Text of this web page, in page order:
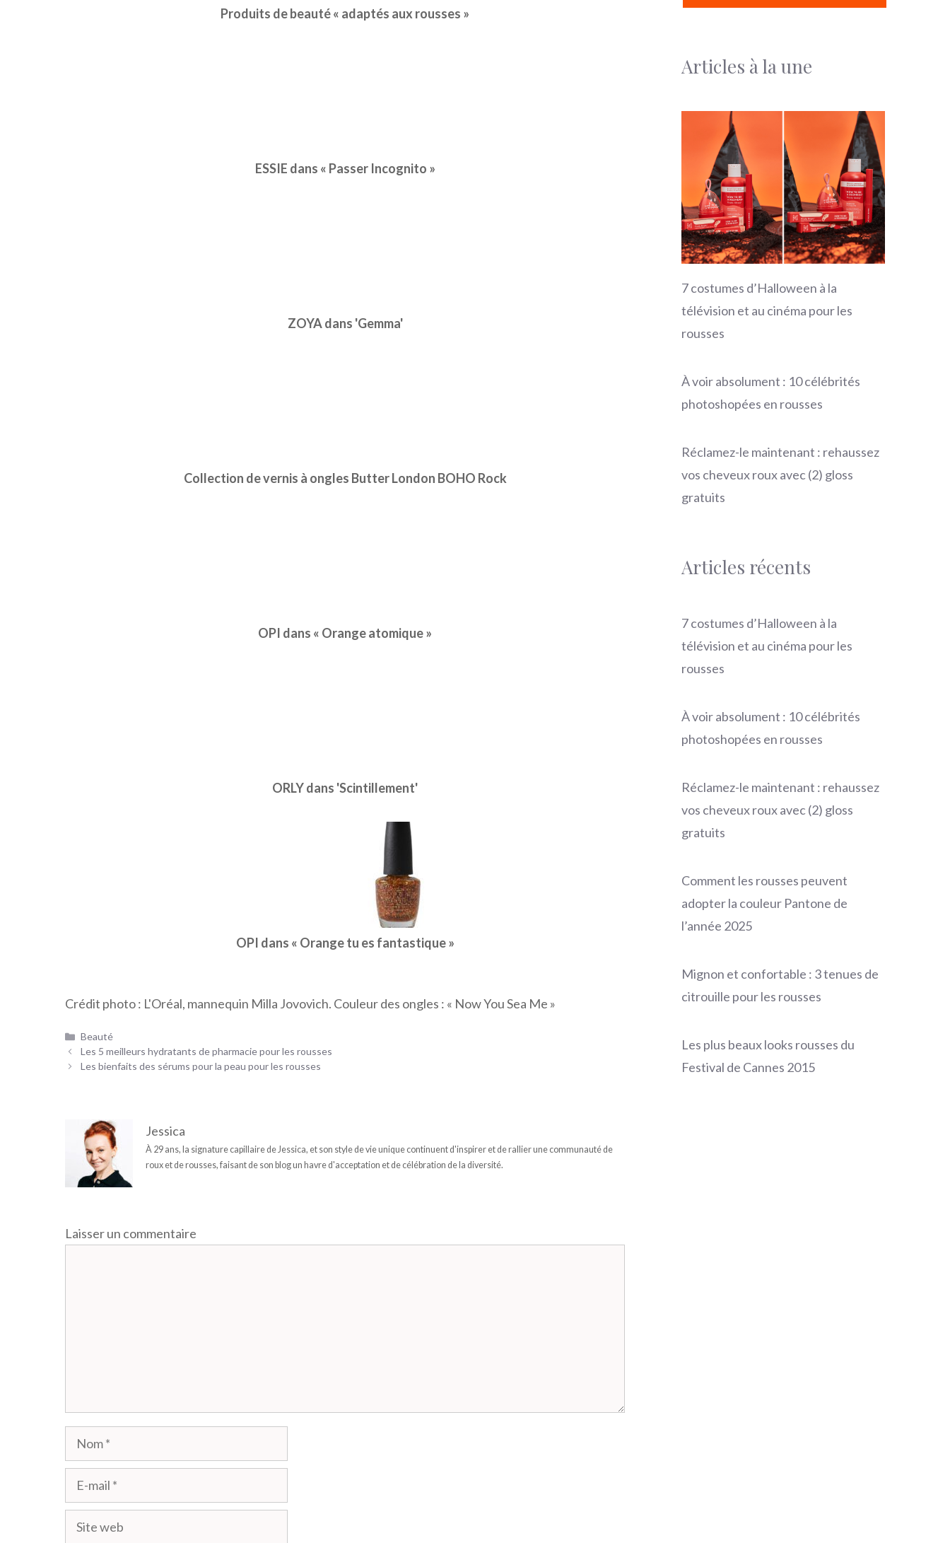
Produits de beauté « adaptés aux rousses »
ESSIE dans « Passer Incognito »
ZOYA dans 'Gemma'
Collection de vernis à ongles Butter London BOHO Rock
OPI dans « Orange atomique »
ORLY dans 'Scintillement'
OPI dans « Orange tu es fantastique »
Crédit photo : L'Oréal, mannequin Milla Jovovich. Couleur des ongles : « Now You Sea Me »
Catégories
Beauté
Les 5 meilleurs hydratants de pharmacie pour les rousses
Les bienfaits des sérums pour la peau pour les rousses
Jessica
À 29 ans, la signature capillaire de Jessica, et son style de vie unique continuent d'inspirer et de rallier une communauté de
roux et de rousses, faisant de son blog un havre d'acceptation et de célébration de la diversité.
Laisser un commentaire
Nom
mail
Site
Articles à la une
7 costumes d’Halloween à la
télévision et au cinéma pour les
rousses
À voir absolument : 10 célébrités
photoshopées en rousses
Réclamez-le maintenant : rehaussez
vos cheveux roux avec (2) gloss
gratuits
Articles récents
7 costumes d’Halloween à la
télévision et au cinéma pour les
rousses
À voir absolument : 10 célébrités
photoshopées en rousses
Réclamez-le maintenant : rehaussez
vos cheveux roux avec (2) gloss
gratuits
Comment les rousses peuvent
adopter la couleur Pantone de
l’année 2025
Mignon et confortable : 3 tenues de
citrouille pour les rousses
Les plus beaux looks rousses du
Festival de Cannes 2015